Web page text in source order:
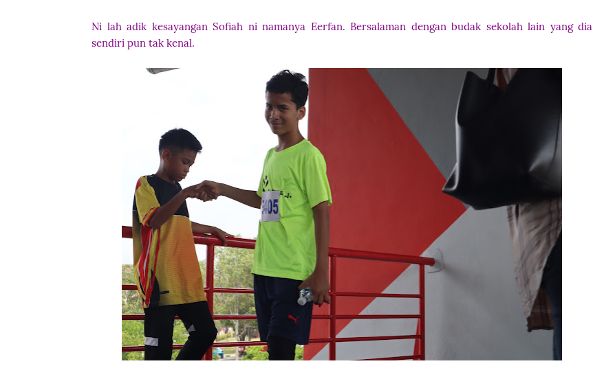
Ni lah adik kesayangan Sofiah ni namanya Eerfan. Bersalaman dengan budak sekolah lain yang dia
sendiri pun tak kenal.